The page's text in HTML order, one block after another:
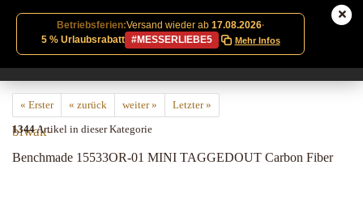
Betriebsferien:Versand wieder ab 17.08.2026·
5 % Urlaubsrabatt
#MESSERLIEBE5 Mehr Infos
« Erster « zurück weiter »
Letzter »
1344Artikel in dieser Kategorie
Benchmade 15533OR-01 MINI TAGGEDOUT Carbon Fiber